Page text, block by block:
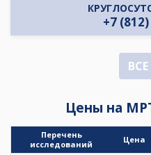
+7
Цены на
Перечень
исследований
Цена